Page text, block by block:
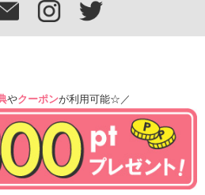
やクーポンが利用可能☆／